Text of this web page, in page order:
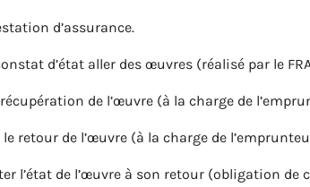
d’assurance.
d’état aller des œuvres (réalisé par le
de l’œuvre (à la charge de
le retour de l’œuvre (à la charge de
l’état de l’œuvre à son retour (obligation